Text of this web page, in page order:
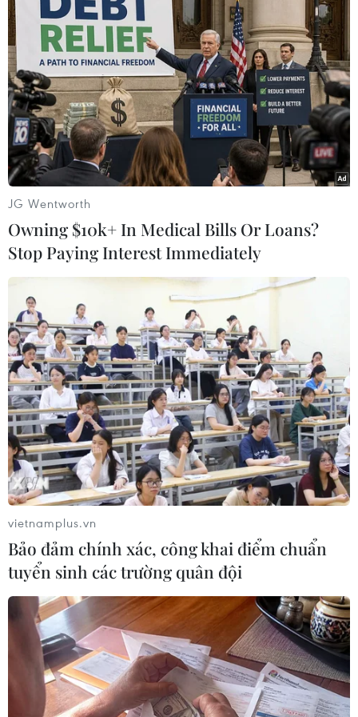
TIN LIÊN QUAN
PVTEX ra mắt sợi Anpoly, tiến tới vận
hành toàn bộ nhà máy vào 2019
16/11/2018 02:41
Sáng 16/11, tại Hải Phòng, Tập đoàn An Phát Holdings,
Công ty cổ phần xơ sợi tổng hợp An Sơn và Công ty cổ
phần hóa dầu và xơ sợi Dầu khí đã tổ chức ra mắt sản
phẩm sợi Anpoly hoàn toàn mới.
JG Wentworth
Owning $10k+ In Medical Bills Or Loans?
Stop Paying Interest Immediately
vietnamplus.vn
Bảo đảm chính xác, công khai điểm chuẩn
tuyển sinh các trường quân đội